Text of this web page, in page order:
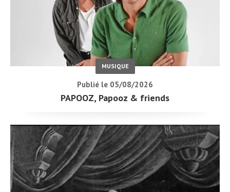
MUSIQUE
Publié le 05/08/2026
PAPOOZ, Papooz & friends